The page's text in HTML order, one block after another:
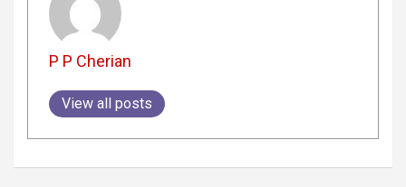
P P Cherian
View all posts